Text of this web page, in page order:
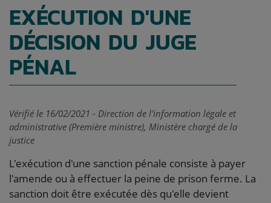
EXÉCUTION D'UNE
DÉCISION DU JUGE
PÉNAL
Vérifié le 16/02/2021 - Direction de l'information légale et
administrative (Première ministre), Ministère chargé de la
justice
L'exécution d'une sanction pénale consiste à payer
l'amende ou à effectuer la peine de prison ferme. La
sanction doit être exécutée dès qu'elle devient